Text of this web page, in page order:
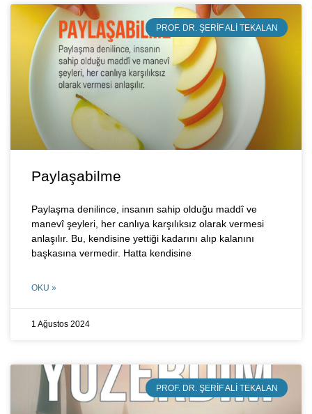
PROF. DR. ŞERIF ALI TEKALAN
Paylaşabilme
Paylaşma denilince, insanın sahip olduğu maddî ve
manevî şeyleri, her canlıya karşılıksız olarak vermesi
anlaşılır. Bu, kendisine yettiği kadarını alıp kalanını
başkasına vermedir. Hatta kendisine
OKU »
1 Ağustos 2024
PROF. DR. ŞERIF ALI TEKALAN